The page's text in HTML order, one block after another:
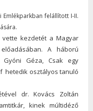
felállított I-II.
kezdetét a Magyar
A háború
Géza, Csak egy
hetedik osztályos tanuló
dr. Kovács Zoltán
kinek múltidéző